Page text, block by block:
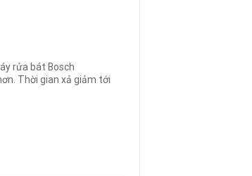
rửa bát Bosch
Thời gian xả giảm tới